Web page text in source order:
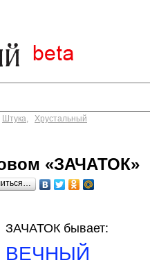
Штука, Хрустальный
«ЗАЧАТОК»
ЗАЧАТОК бывает:
ВЕЧНЫЙ